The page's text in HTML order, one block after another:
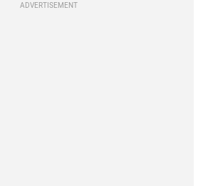
ADVERTISEMENT